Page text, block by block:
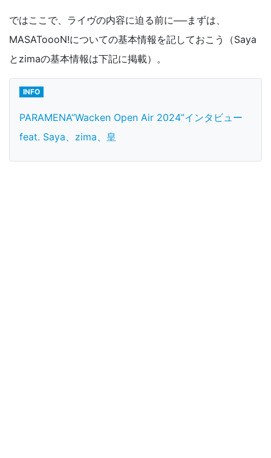
ではここで、ライヴの内容に迫る前に──まずは、
MASAToooN!についての基本情報を記しておこう（Saya
とzimaの基本情報は下記に掲載）。
INFO
PARAMENA“Wacken Open Air 2024”インタビュー
feat. Saya、zima、皇